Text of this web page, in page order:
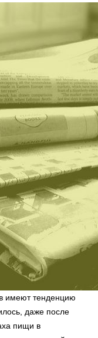
имеют тенденцию
даже после
пищи в